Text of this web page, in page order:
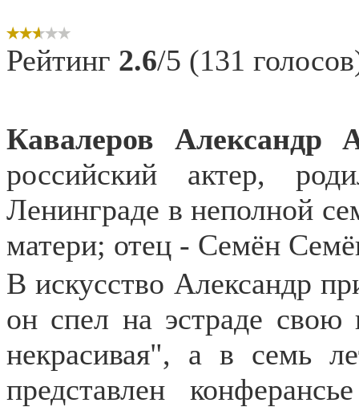
Рейтинг 2.6/5 (131
Кавалеров Александр
российский актер,
Ленинграде в неполной
матери; отец - Семён
В искусство Александр
он спел на эстраде
некрасивая", а в семь
представлен